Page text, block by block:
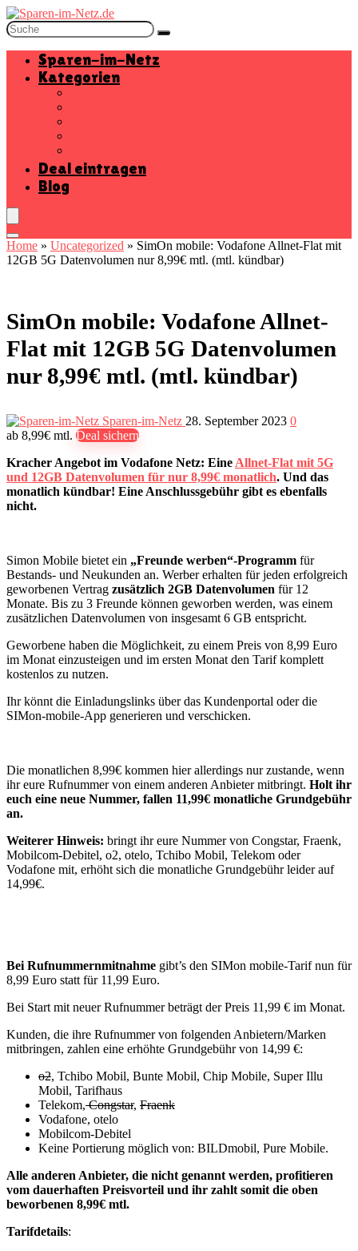
Sparen-im-Netz
Kategorien
Deal eintragen
Blog
Home » Uncategorized » SimOn mobile: Vodafone Allnet-Flat mit
12GB 5G Datenvolumen nur 8,99€ mtl. (mtl. kündbar)
SimOn mobile: Vodafone Allnet-
Flat mit 12GB 5G Datenvolumen
nur 8,99€ mtl. (mtl. kündbar)
Sparen-im-Netz 28. September 2023 0
ab 8,99€ mtl. Deal sichern
Kracher Angebot im Vodafone Netz: Eine Allnet-Flat mit 5G
und 12GB Datenvolumen für nur 8,99€ monatlich. Und das
monatlich kündbar! Eine Anschlussgebühr gibt es ebenfalls
nicht.
Simon Mobile bietet ein „Freunde werben“-Programm für
Bestands- und Neukunden an. Werber erhalten für jeden erfolgreich
geworbenen Vertrag zusätzlich 2GB Datenvolumen für 12
Monate. Bis zu 3 Freunde können geworben werden, was einem
zusätzlichen Datenvolumen von insgesamt 6 GB entspricht.
Geworbene haben die Möglichkeit, zu einem Preis von 8,99 Euro
im Monat einzusteigen und im ersten Monat den Tarif komplett
kostenlos zu nutzen.
Ihr könnt die Einladungslinks über das Kundenportal oder die
SIMon-mobile-App generieren und verschicken.
Die monatlichen 8,99€ kommen hier allerdings nur zustande, wenn
ihr eure Rufnummer von einem anderen Anbieter mitbringt. Holt ihr
euch eine neue Nummer, fallen 11,99€ monatliche Grundgebühr
an.
Weiterer Hinweis: bringt ihr eure Nummer von Congstar, Fraenk,
Mobilcom-Debitel, o2, otelo, Tchibo Mobil, Telekom oder
Vodafone mit, erhöht sich die monatliche Grundgebühr leider auf
14,99€.
Bei Rufnummernmitnahme gibt’s den SIMon mobile-Tarif nun für
8,99 Euro statt für 11,99 Euro.
Bei Start mit neuer Rufnummer beträgt der Preis 11,99 € im Monat.
Kunden, die ihre Rufnummer von folgenden Anbietern/Marken
mitbringen, zahlen eine erhöhte Grundgebühr von 14,99 €:
o2, Tchibo Mobil, Bunte Mobil, Chip Mobile, Super Illu
Mobil, Tarifhaus
Telekom,Congstar, Fraenk
Vodafone, otelo
Mobilcom-Debitel
Keine Portierung möglich von: BILDmobil, Pure Mobile.
Alle anderen Anbieter, die nicht genannt werden, profitieren
vom dauerhaften Preisvorteil und ihr zahlt somit die oben
beworbenen 8,99€ mtl.
Tarifdetails: